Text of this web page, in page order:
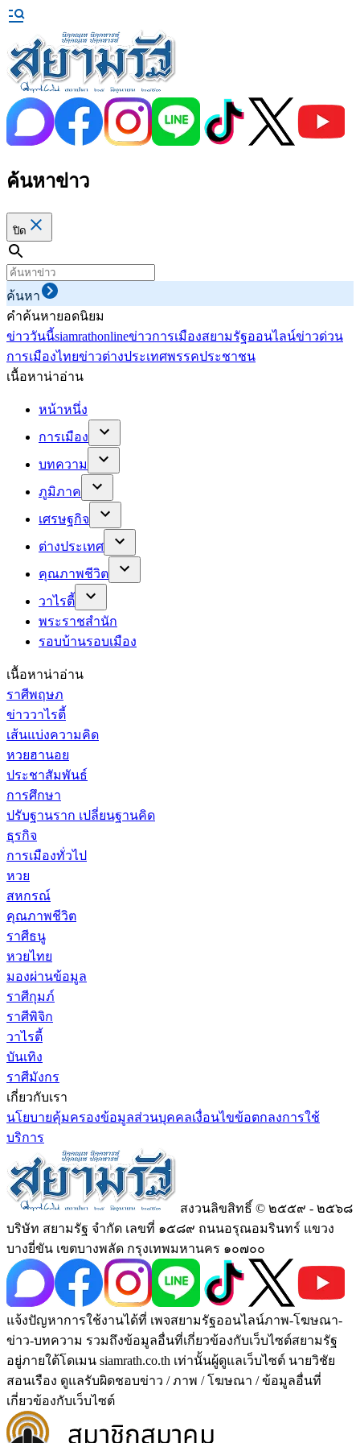
ค้นหาข่าว
ปิด
ค้นหา
คำค้นหายอดนิยม
ข่าววันนี้siamrathonlineข่าวการเมืองสยามรัฐออนไลน์ข่าวด่วน
การเมืองไทยข่าวต่างประเทศพรรคประชาชน
เนื้อหาน่าอ่าน
หน้าหนึ่ง
การเมือง
บทความ
ภูมิภาค
เศรษฐกิจ
ต่างประเทศ
คุณภาพชีวิต
วาไรตี้
พระราชสำนัก
รอบบ้านรอบเมือง
เนื้อหาน่าอ่าน
ราศีพฤษภ
ข่าววาไรตี้
เส้นแบ่งความคิด
หวยฮานอย
ประชาสัมพันธ์
การศึกษา
ปรับฐานราก เปลี่ยนฐานคิด
ธุรกิจ
การเมืองทั่วไป
หวย
สหกรณ์
คุณภาพชีวิต
ราศีธนู
หวยไทย
มองผ่านข้อมูล
ราศีกุมภ์
ราศีพิจิก
วาไรตี้
บันเทิง
ราศีมังกร
เกี่ยวกับเรา
นโยบายคุ้มครองข้อมูลส่วนบุคคลเงื่อนไขข้อตกลงการใช้
บริการ
สงวนลิขสิทธิ์ © ๒๕๕๙ - ๒๕๖๘
บริษัท สยามรัฐ จำกัด เลขที่ ๑๕๘๙ ถนนอรุณอมรินทร์ แขวง
บางยี่ขัน เขตบางพลัด กรุงเทพมหานคร ๑๐๗๐๐
แจ้งปัญหาการใช้งานได้ที่ เพจสยามรัฐออนไลน์ภาพ-โฆษณา-
ข่าว-บทความ รวมถึงข้อมูลอื่นที่เกี่ยวข้องกับเว็บไซต์สยามรัฐ
อยู่ภายใต้โดเมน siamrath.co.th เท่านั้นผู้ดูแลเว็บไซต์ นายวิชัย
สอนเรือง ดูแลรับผิดชอบข่าว / ภาพ / โฆษณา / ข้อมูลอื่นที่
เกี่ยวข้องกับเว็บไซต์